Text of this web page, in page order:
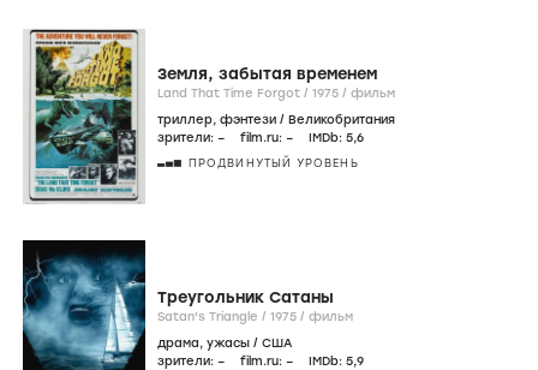
Земля, забытая временем
Land That Time Forgot / 1975 / фильм
триллер, фэнтези / Великобритания
зрители: – film.ru: – IMDb: 5,6
ПРОДВИНУТЫЙ УРОВЕНЬ
Треугольник Сатаны
Satan's Triangle / 1975 / фильм
драма, ужасы / США
зрители: – film.ru: – IMDb: 5,9